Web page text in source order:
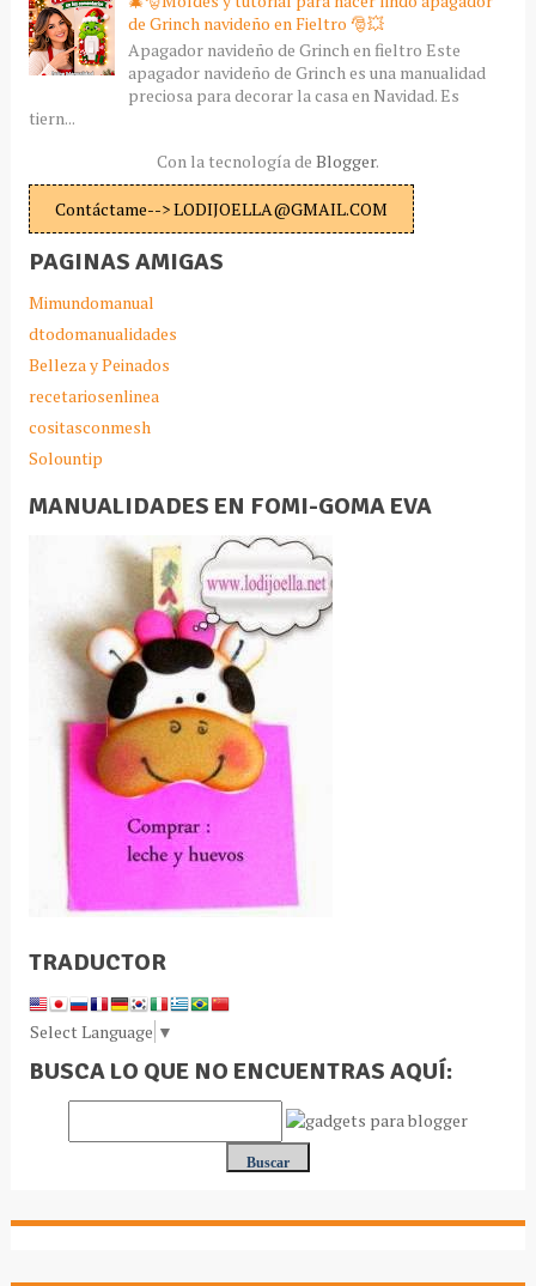
de Grinch navideño en Fieltro 🎅💥
Apagador navideño de Grinch en fieltro Este
apagador navideño de Grinch es una manualidad
preciosa para decorar la casa en Navidad. Es
tiern...
Con la tecnología de Blogger.
Contáctame--> LODIJOELLA@GMAIL.COM
PAGINAS AMIGAS
Mimundomanual
dtodomanualidades
Belleza y Peinados
recetariosenlinea
cositasconmesh
Solountip
MANUALIDADES EN FOMI-GOMA EVA
TRADUCTOR
Select Language ▼
BUSCA LO QUE NO ENCUENTRAS AQUÍ: